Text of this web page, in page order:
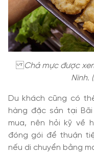
Chả mực được
Ninh.
Du khách cũng có
hàng đặc sản tại Bãi
mua, nên hỏi kỹ về
đóng gói để thuận
nếu di chuyển bằng